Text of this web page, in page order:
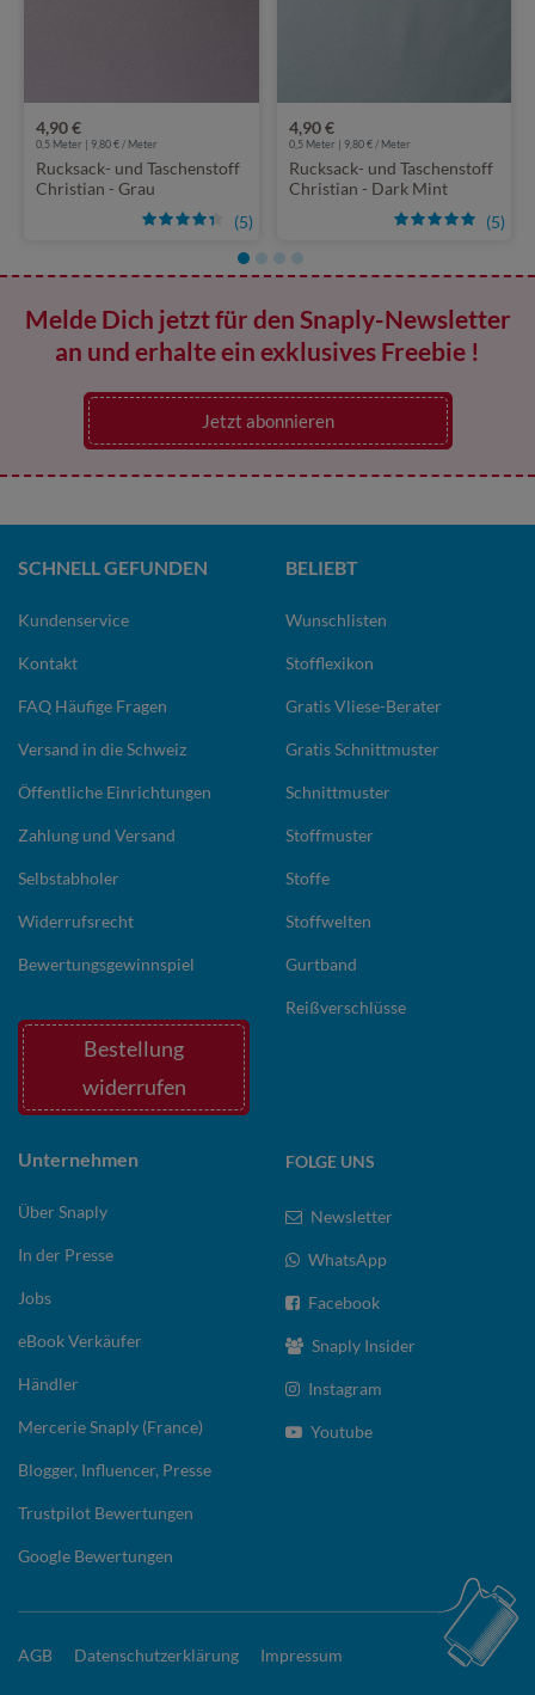
(5)
4,90 €
0,5 Meter | 9,80 € / Meter
Rucksack- und Taschenstoff
Christian - Grau
(5)
4,90 €
0,5 Meter | 9,80 € / Meter
Rucksack- und Taschenstoff
Christian - Dark Mint
Melde Dich jetzt für den Snaply-Newsletter
an und erhalte ein exklusives Freebie !
Jetzt abonnieren
SCHNELL GEFUNDEN
Kundenservice
Kontakt
FAQ Häufige Fragen
Versand in die Schweiz
Öffentliche Einrichtungen
Zahlung und Versand
Selbstabholer
Widerrufsrecht
Bewertungsgewinnspiel
Bestellung
widerrufen
BELIEBT
Wunschlisten
Stofflexikon
Gratis Vliese-Berater
Gratis Schnittmuster
Schnittmuster
Stoffmuster
Stoffe
Stoffwelten
Gurtband
Reißverschlüsse
Unternehmen
Über Snaply
In der Presse
Jobs
eBook Verkäufer
Händler
Mercerie Snaply (France)
Blogger, Influencer, Presse
Trustpilot Bewertungen
Google Bewertungen
FOLGE UNS
Newsletter
WhatsApp
Facebook
Snaply Insider
Instagram
Youtube
AGB Datenschutzerklärung Impressum